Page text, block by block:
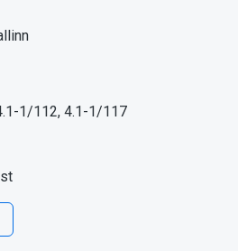
1/112, 4.1-1/117